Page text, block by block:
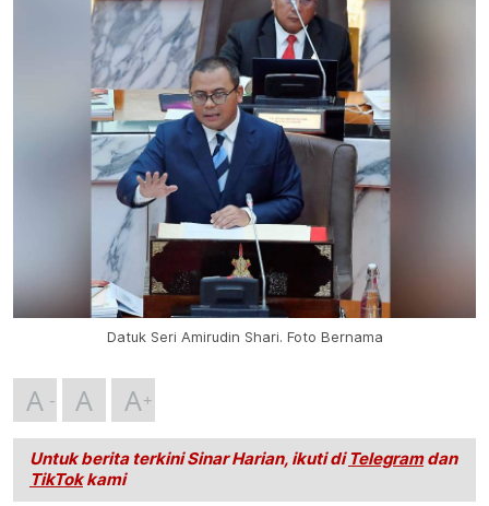
Datuk Seri Amirudin Shari. Foto Bernama
A A A
Untuk berita terkini Sinar Harian, ikuti di Telegramdan
TikTokkami